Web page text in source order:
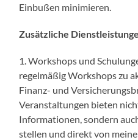
Einbußen minimieren.
Zusätzliche
1. Workshops und
regelmäßig Workshops zu
Finanz- und
Veranstaltungen bieten
Informationen, sondern
stellen und direkt von